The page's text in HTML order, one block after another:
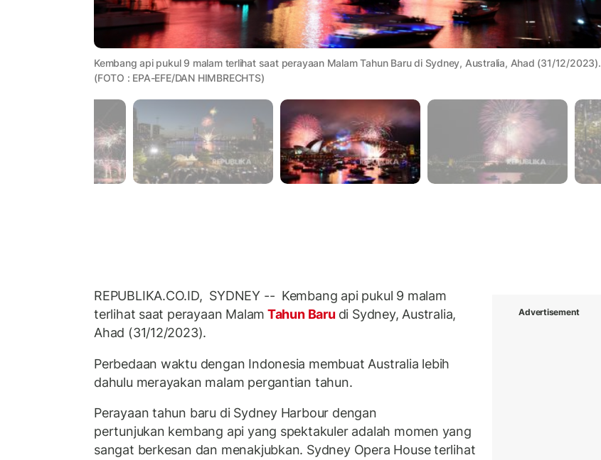
Kembang api pukul 9 malam terlihat saat perayaan Malam Tahun Baru di Sydney, Australia, Ahad (31/12/2023).
(FOTO : EPA-EFE/DAN HIMBRECHTS)
REPUBLIKA.CO.ID, SYDNEY -- Kembang api pukul 9 malam
terlihat saat perayaan Malam Tahun Baru di Sydney, Australia,
Ahad (31/12/2023).
Perbedaan waktu dengan Indonesia membuat Australia lebih
dahulu merayakan malam pergantian tahun.
Perayaan tahun baru di Sydney Harbour dengan
pertunjukan kembang api yang spektakuler adalah momen yang
sangat berkesan dan menakjubkan. Sydney Opera House terlihat
Advertisement